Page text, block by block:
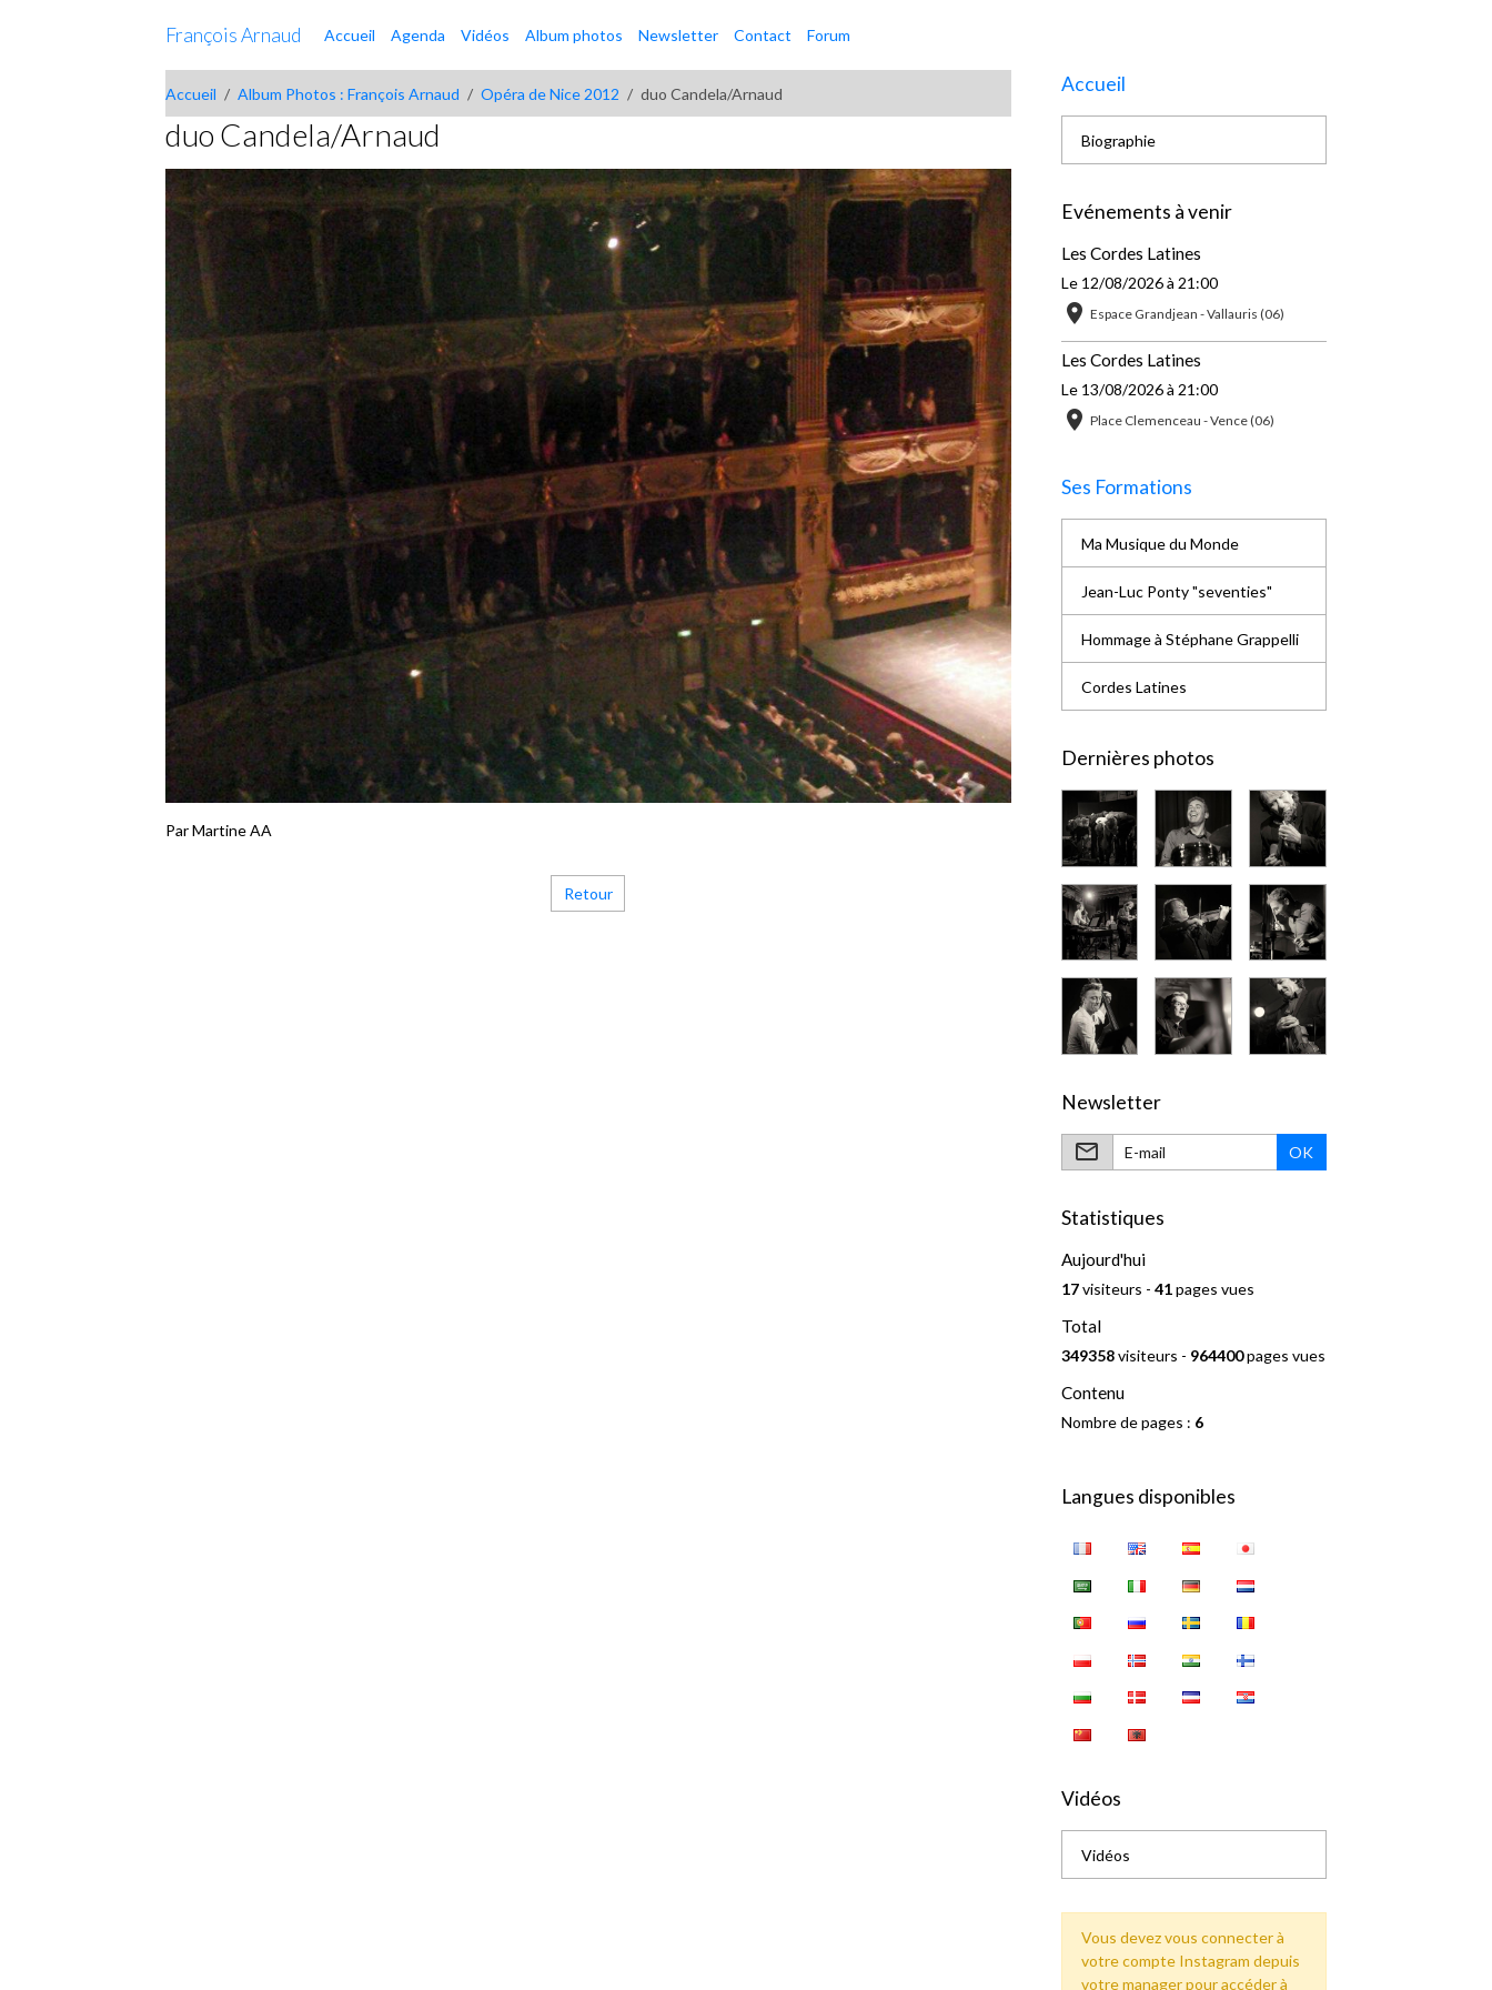
François Arnaud Accueil Agenda Vidéos Album photos Newsletter Contact Forum
Accueil Album Photos : François Arnaud Opéra de Nice 2012 duo Candela/Arnaud
duo Candela/Arnaud
Par Martine AA
Retour
Accueil
Biographie
Evénements à venir
Les Cordes Latines
Le 12/08/2026à 21:00
Espace Grandjean - Vallauris (06)
Les Cordes Latines
Le 13/08/2026à 21:00
Place Clemenceau - Vence (06)
Ses Formations
Ma Musique du Monde
Jean-Luc Ponty "seventies"
Hommage à Stéphane Grappelli
Cordes Latines
Dernières photos
Newsletter
OK
Statistiques
Aujourd'hui
17visiteurs - 41pages vues
Total
349358visiteurs - 964400pages vues
Contenu
Nombre de pages : 6
Langues disponibles
Vidéos
Vidéos
Vous devez vous connecter à
votre compte Instagram depuis
votre manager pour accéder à